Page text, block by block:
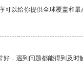
可以给你提供全球覆盖和最
，遇到问题都能得到及时